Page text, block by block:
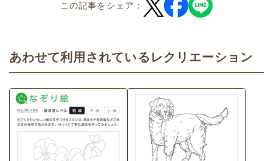
この記事をシェア：
あわせて利用されているレクリエーション